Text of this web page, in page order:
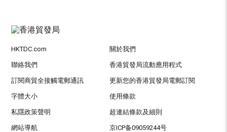
HKTDC.com 關於我們
聯絡我們 香港貿發局流動應用程式
訂閱商貿全接觸電郵通訊 更新您的香港貿發局電郵訂閱
字體大小 使用條款
私隱政策聲明 超連結條款及細則
網站導航 京ICP备09059244号